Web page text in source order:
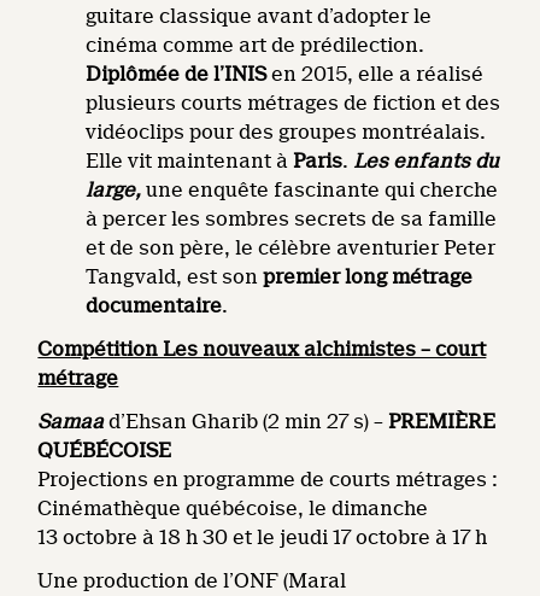
guitare classique avant d’adopter le
cinéma comme art de prédilection.
Diplômée de l’INISen 2015, elle a réalisé
plusieurs courts métrages de fiction et des
vidéoclips pour des groupes montréalais.
Elle vit maintenant àParis. Les enfants du
large, une enquête fascinante qui cherche
à percer les sombres secrets de sa famille
et de son père, le célèbre aventurier Peter
Tangvald, est sonpremier long métrage
documentaire.
Compétition Les nouveaux alchimistes – court
métrage
Samaad’Ehsan Gharib (2 min 27 s) –PREMIÈRE
QUÉBÉCOISE
Projections en programme de courts métrages :
Cinémathèque québécoise, le dimanche
13 octobre à 18 h 30 et le jeudi 17 octobre à 17 h
Une production de l’ONF (Maral